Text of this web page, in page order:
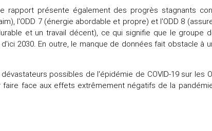
rapport présente également des progrès stagnants
l'ODD 7 (énergie abordable et propre) et l'ODD 8
et un travail décent), ce qui signifie que le groupe
2030. En outre, le manque de données fait obstacle à
possibles de l'épidémie de COVID-19 sur les
face aux effets extrêmement négatifs de la